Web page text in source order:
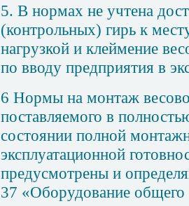
5. В нормах не учтена
(контрольных) гирь к
нагрузкой и клеймение
по вводу предприятия в
6 Нормы на монтаж
поставляемого в
состоянии полной
эксплуатационной
предусмотрены и
37 «Оборудование общего